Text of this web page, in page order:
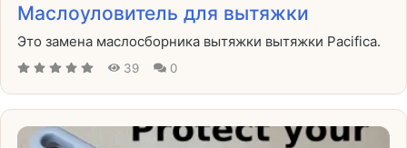
Маслоуловитель для вытяжки
Это замена маслосборника вытяжки вытяжки Pacifica.
39 0